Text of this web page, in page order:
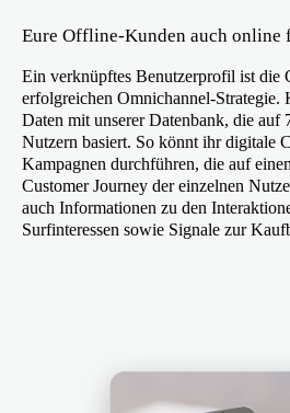
Eure Offline-Kunden auch online
Ein verknüpftes Benutzerprofil ist die
erfolgreichen Omnichannel-
Daten mit unserer Datenbank, die
Nutzern basiert. So könnt ihr digitale
Kampagnen durchführen, die auf
Customer Journey der einzelnen
auch Informationen zu den
Surfinteressen sowie Signale zur